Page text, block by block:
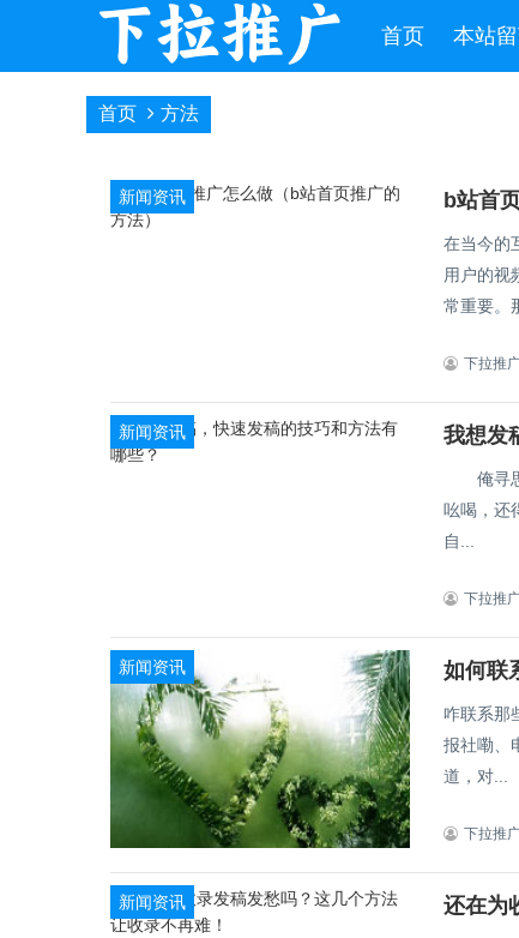
首页 本站
首页 方法
新闻资讯 b站首
在当今的
用户的视
常重要。
下拉推
新闻资讯 我想发
俺寻思
吆喝，还得让大家
自...
下拉推
新闻资讯 如何联
咋联系那些个
报社嘞、
道，对...
下拉推
新闻资讯 还在为